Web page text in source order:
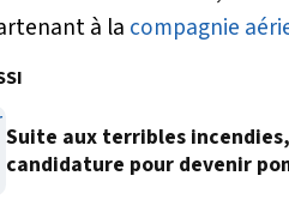
à la compagnie
Suite aux terribles
candidature pour devenir